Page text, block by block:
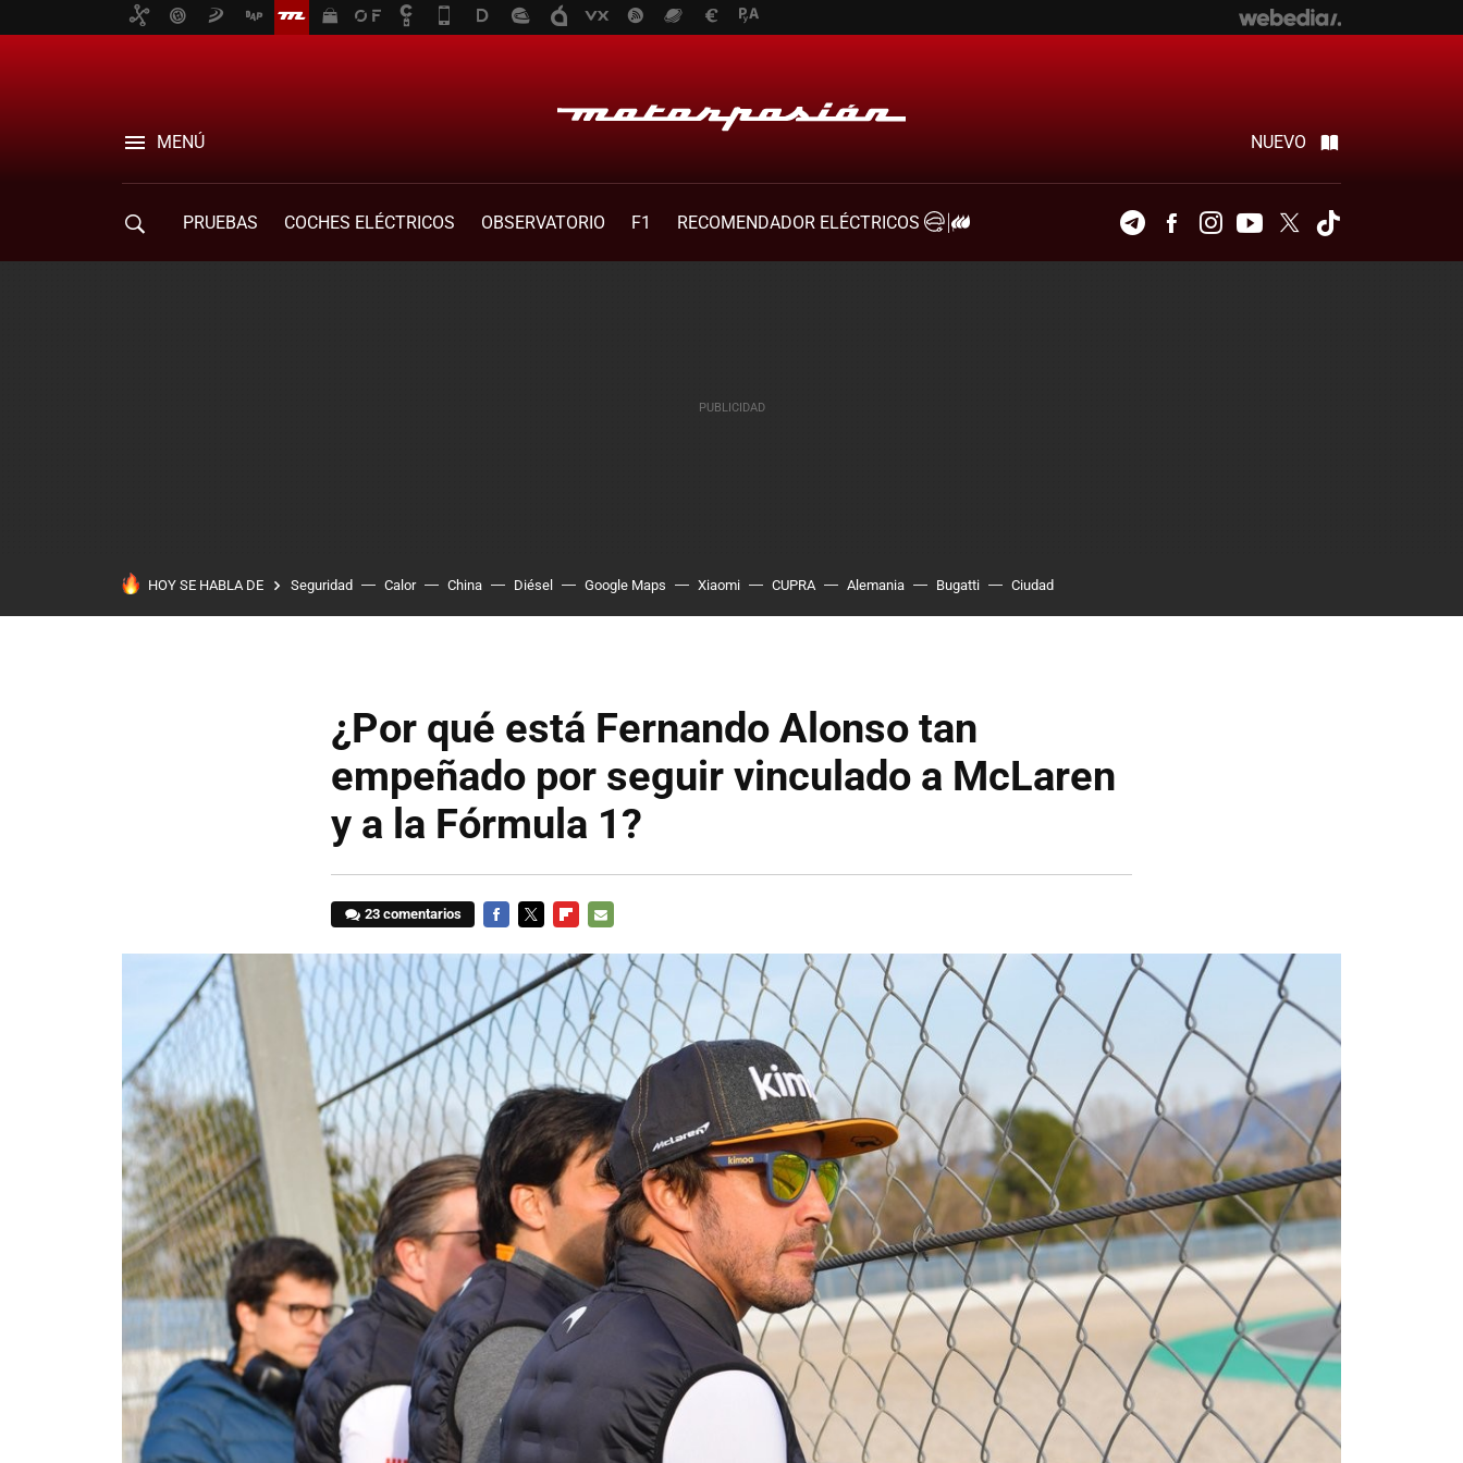
MENÚ NUEVO
PRUEBAS COCHES ELÉCTRICOS OBSERVATORIO F1
RECOMENDADOR ELÉCTRICOS
TelegramFacebookInstagramYoutubeTwitter
HOY SE HABLA DE Seguridad Calor China Diésel Google Maps Xiaomi CUPRA Alemania Bugatti Ciudad
¿Por qué está Fernando Alonso tan
empeñado por seguir vinculado a McLaren
y a la Fórmula 1?
23 comentarios
MAIL